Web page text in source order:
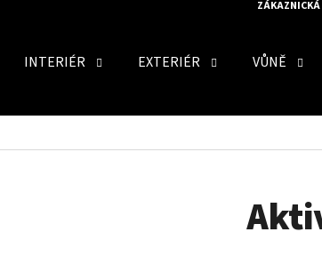
INTERIÉR EXTERIÉR VŮNĚ
POTŘEBUJETE NAJÍT?